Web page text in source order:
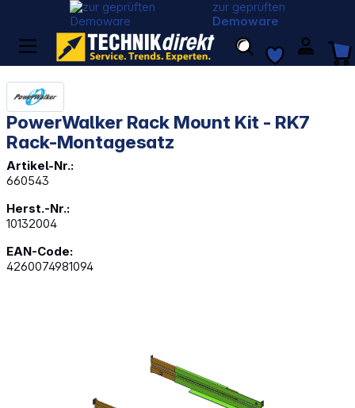
zur geprüften
Demoware
PowerWalker Rack Mount Kit - RK7
Rack-Montagesatz
Artikel-Nr.:
660543
Herst.-Nr.:
10132004
EAN-Code:
4260074981094